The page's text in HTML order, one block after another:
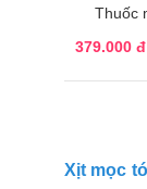
Thuốc
379.000 đ
Xịt mọc